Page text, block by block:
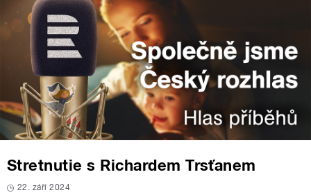
Stretnutie s Richardem Trsťanem
22. září 2024